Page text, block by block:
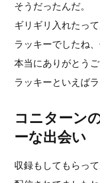
そうだったんだ。
ギリギリ入れたっ
ラッキーでしたね
本当にありがとうご
ラッキーといえば
コニターン
ーな出会い
収録もしてもらって